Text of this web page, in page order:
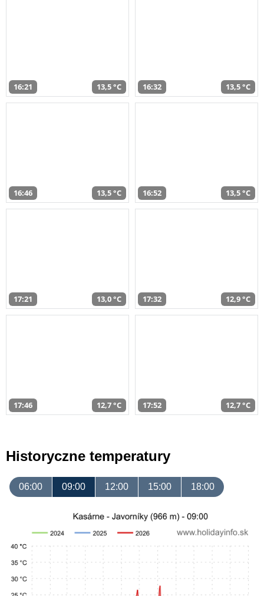
16:21 13,5 °C 16:32 13,5 °C
16:46 13,5 °C 16:52 13,5 °C
17:21 13,0 °C 17:32 12,9 °C
17:46 12,7 °C 17:52 12,7 °C
Historyczne temperatury
06:00 09:00 12:00 15:00 18:00